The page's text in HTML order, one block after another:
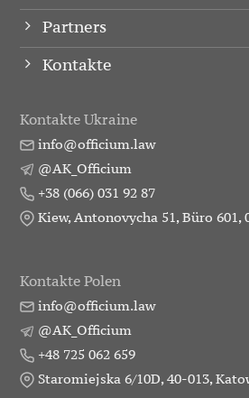
Partners
Kontakte
Kontakte Ukraine
info@officium.law
@AK_Officium
+38 (066) 031 92 87
Kiew, Antonovycha 51, Büro 601,
Kontakte Polen
info@officium.law
@AK_Officium
+48 725 062 659
Staromiejska 6/10D, 40-013,